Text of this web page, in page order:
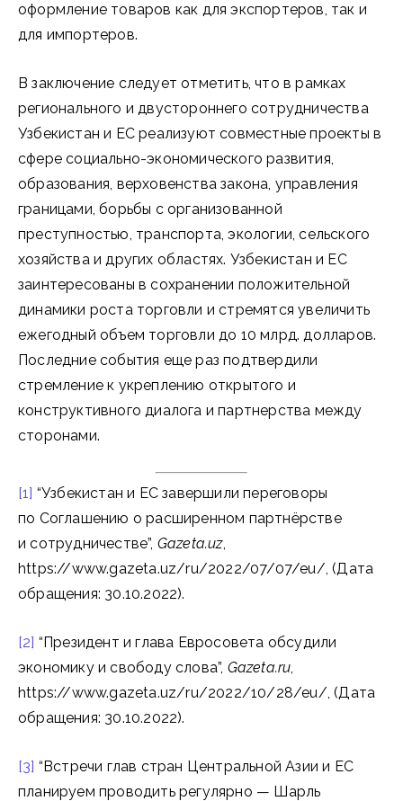
оформление товаров как для экспортеров, так и
для импортеров.
В заключение следует отметить, что в рамках
регионального и двустороннего сотрудничества
Узбекистан и ЕС реализуют совместные проекты в
сфере социально-экономического развития,
образования, верховенства закона, управления
границами, борьбы с организованной
преступностью, транспорта, экологии, сельского
хозяйства и других областях. Узбекистан и ЕС
заинтересованы в сохранении положительной
динамики роста торговли и стремятся увеличить
ежегодный объем торговли до 10 млрд. долларов.
Последние события еще раз подтвердили
стремление к укреплению открытого и
конструктивного диалога и партнерства между
сторонами.
[1] “Узбекистан и ЕС завершили переговоры
по Соглашению о расширенном партнёрстве
и сотрудничестве”, Gazeta.uz,
https://www.gazeta.uz/ru/2022/07/07/eu/, (Дата
обращения: 30.10.2022).
[2] “Президент и глава Евросовета обсудили
экономику и свободу слова”, Gazeta.ru,
https://www.gazeta.uz/ru/2022/10/28/eu/, (Дата
обращения: 30.10.2022).
[3] “Встречи глав стран Центральной Азии и ЕС
планируем проводить регулярно — Шарль